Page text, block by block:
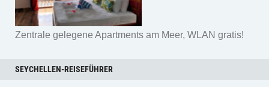
Zentrale gelegene Apartments am Meer, WLAN gratis!
SEYCHELLEN-REISEFÜHRER